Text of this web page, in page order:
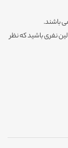
باشند.
نفری باشید که نظر